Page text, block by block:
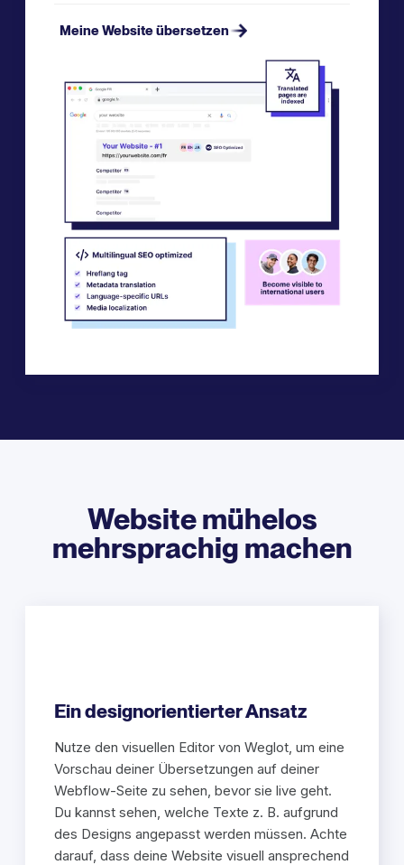
Meine Website übersetzen
Website mühelos
mehrsprachig machen
Ein designorientierter Ansatz
Nutze den visuellen Editor von Weglot, um eine
Vorschau deiner Übersetzungen auf deiner
Webflow-Seite zu sehen, bevor sie live geht.
Du kannst sehen, welche Texte z. B. aufgrund
des Designs angepasst werden müssen. Achte
darauf, dass deine Website visuell ansprechend